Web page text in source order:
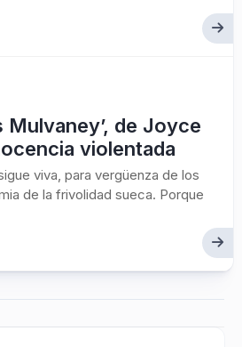
Mulvaney’, de Joyce
violentada
viva, para vergüenza de los
de la frivolidad sueca. Porque